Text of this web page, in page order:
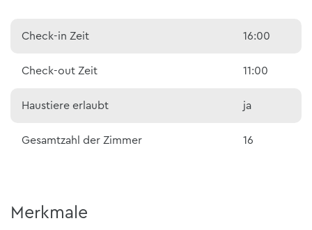
Check-in Zeit 16:00
Check-out Zeit 11:00
Haustiere erlaubt ja
Gesamtzahl der Zimmer 16
Merkmale